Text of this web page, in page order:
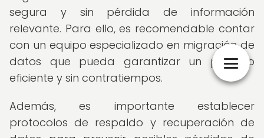
segura y sin pérdida de información
relevante. Para ello, es recomendable contar
con un equipo especializado en migración de
datos que pueda garantizar un proceso
eficiente y sin contratiempos.
Además, es importante establecer
protocolos de respaldo y recuperación de